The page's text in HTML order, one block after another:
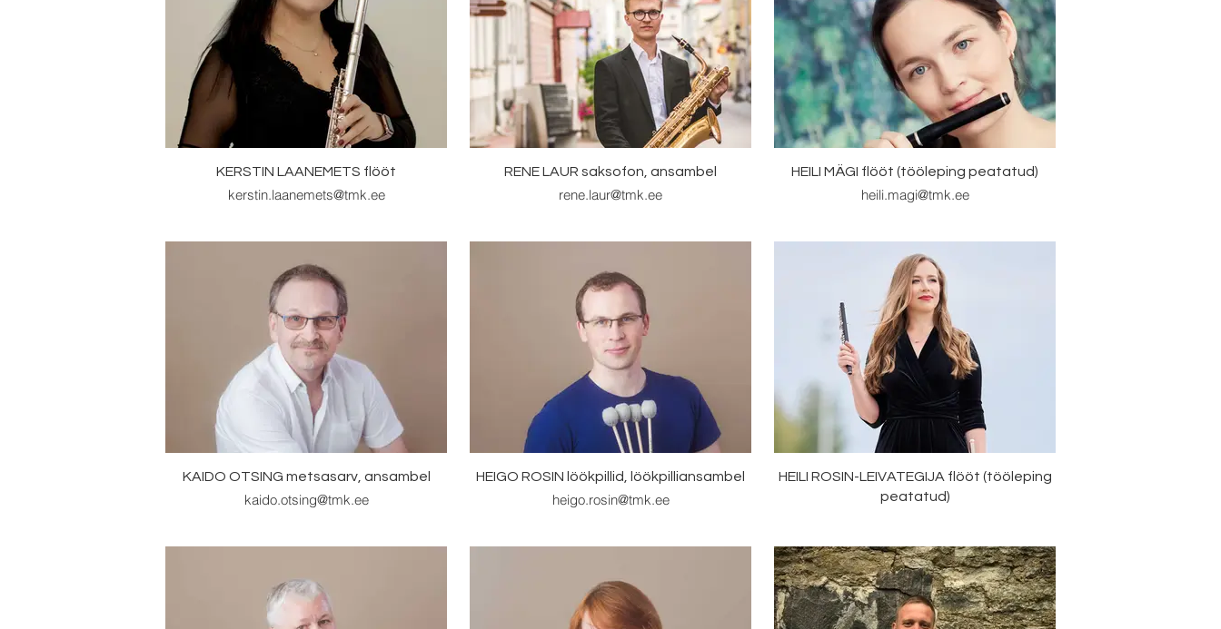
KERSTIN LAANEMETS flööt
kerstin.laanemets@tmk.ee
RENE LAUR saksofon, ansambel
rene.laur@tmk.ee
HEILI MÄGI flööt (tööleping peatatud)
heili.magi@tmk.ee
KAIDO OTSING metsasarv, ansambel
kaido.otsing@tmk.ee
HEIGO ROSIN löökpillid, löökpilliansambel
heigo.rosin@tmk.ee
HEILI ROSIN-LEIVATEGIJA flööt (tööleping
peatatud)